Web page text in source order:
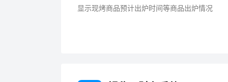
显示现烤商品预计出炉时间等商品出炉情况